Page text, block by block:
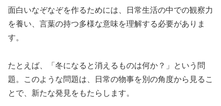
面白いなぞなぞを作るためには、日常生活の中での観察力
を養い、言葉の持つ多様な意味を理解する必要がありま
す。
たとえば、「冬になると消えるものは何か？」という問
題。このような問題は、日常の物事を別の角度から見るこ
とで、新たな発見をもたらします。